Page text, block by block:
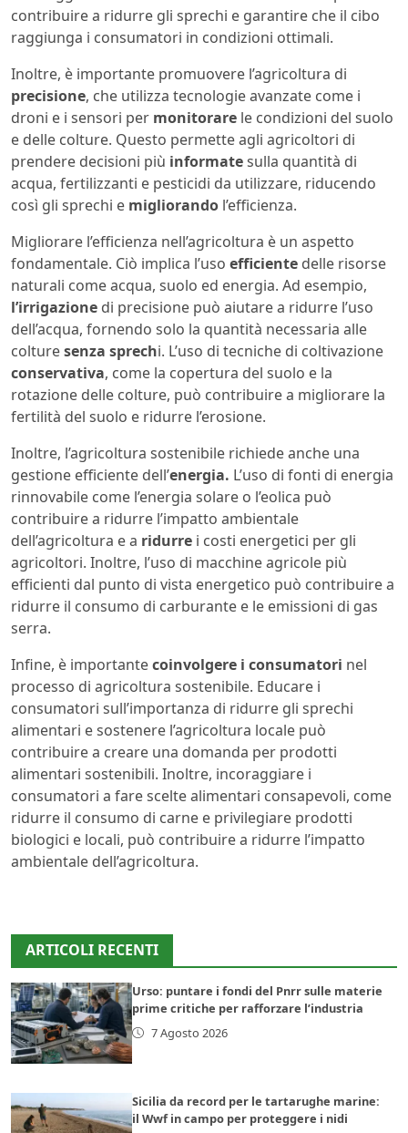
contribuire a ridurre gli sprechi e garantire che il cibo
raggiunga i consumatori in condizioni ottimali.
Inoltre, è importante promuovere l’agricoltura di
precisione, che utilizza tecnologie avanzate come i
droni e i sensori per monitorare le condizioni del suolo
e delle colture. Questo permette agli agricoltori di
prendere decisioni più informatesulla quantità di
acqua, fertilizzanti e pesticidi da utilizzare, riducendo
così gli sprechi e migliorando l’efficienza.
Migliorare l’efficienza nell’agricoltura è un aspetto
fondamentale. Ciò implica l’uso efficiente delle risorse
naturali come acqua, suolo ed energia. Ad esempio,
l’irrigazione di precisione può aiutare a ridurre l’uso
dell’acqua, fornendo solo la quantità necessaria alle
colturesenza sprechi. L’uso di tecniche di coltivazione
conservativa, come la copertura del suolo e la
rotazione delle colture, può contribuire a migliorare la
fertilità del suolo e ridurre l’erosione.
Inoltre, l’agricoltura sostenibile richiede anche una
gestione efficiente dell’energia. L’uso di fonti di energia
rinnovabile come l’energia solare o l’eolica può
contribuire a ridurre l’impatto ambientale
dell’agricoltura e a ridurre i costi energetici per gli
agricoltori. Inoltre, l’uso di macchine agricole più
efficienti dal punto di vista energetico può contribuire a
ridurre il consumo di carburante e le emissioni di gas
serra.
Infine, è importantecoinvolgere i consumatori nel
processo di agricoltura sostenibile. Educare i
consumatori sull’importanza di ridurre gli sprechi
alimentari e sostenere l’agricoltura locale può
contribuire a creare una domanda per prodotti
alimentari sostenibili. Inoltre, incoraggiare i
consumatori a fare scelte alimentari consapevoli, come
ridurre il consumo di carne e privilegiare prodotti
biologici e locali, può contribuire a ridurre l’impatto
ambientale dell’agricoltura.
ARTICOLI RECENTI
Urso: puntare i fondi del Pnrr sulle materie
prime critiche per rafforzare l’industria
7 Agosto 2026
Sicilia da record per le tartarughe marine:
il Wwf in campo per proteggere i nidi